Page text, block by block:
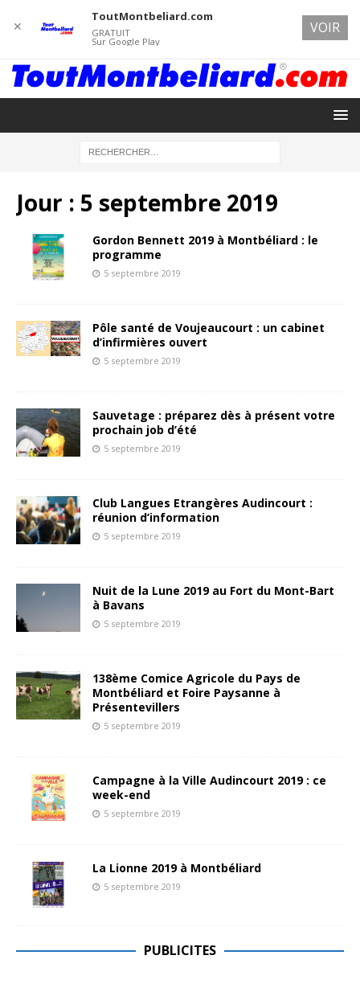
Jour : 5 septembre 2019
Gordon Bennett 2019 à Montbéliard : le
programme
5 septembre 2019
Pôle santé de Voujeaucourt : un cabinet
d’infirmières ouvert
5 septembre 2019
Sauvetage : préparez dès à présent votre
prochain job d’été
5 septembre 2019
Club Langues Etrangères Audincourt :
réunion d’information
5 septembre 2019
Nuit de la Lune 2019 au Fort du Mont-Bart
à Bavans
5 septembre 2019
138ème Comice Agricole du Pays de
Montbéliard et Foire Paysanne à
Présentevillers
5 septembre 2019
Campagne à la Ville Audincourt 2019 : ce
week-end
5 septembre 2019
La Lionne 2019 à Montbéliard
5 septembre 2019
PUBLICITES
✕
ToutMontbeliard.com
GRATUIT
Sur Google Play
VOIR